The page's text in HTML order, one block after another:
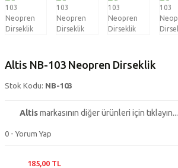
Altis NB-103 Neopren Dirseklik
Stok Kodu: NB-103
Altismarkasının diğer ürünleri için tıklayın...
0 - Yorum Yap
185,00 TL